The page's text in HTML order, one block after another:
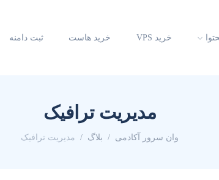
خرید VPS خرید هاست ثبت دامنه
مدیریت ترافیک
وان سرور آکادمی بلاگ مدیریت ترافیک